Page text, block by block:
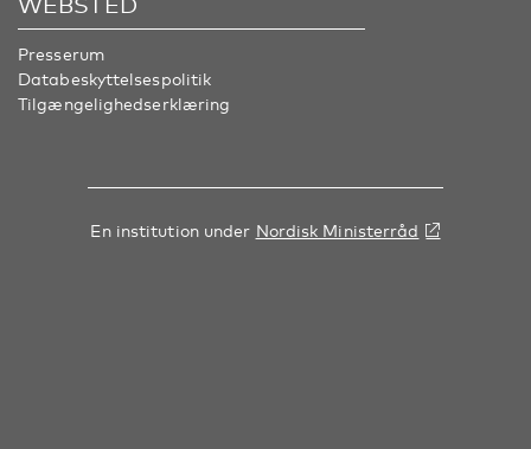
Presserum
Databeskyttelsespolitik
Tilgængelighedserklæring
En institution under Nordisk Ministerråd